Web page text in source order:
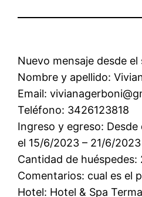
Nuevo mensaje desde
Nombre y apellido:
Email:
Teléfono: 3426123818
Ingreso y egreso:
el 15/6/2023 – 21/6/2023
Cantidad de huéspedes:
Comentarios: cual es el
Hotel: Hotel & Spa